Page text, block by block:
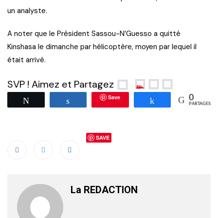
un analyste.
A noter que le Président Sassou-N’Guesso a quitté
Kinshasa le dimanche par hélicoptère, moyen par lequel il
était arrivé.
SVP ! Aimez et Partagez
Partagez Save Partagez 0
PARTAGES
SAVE
La REDACTION